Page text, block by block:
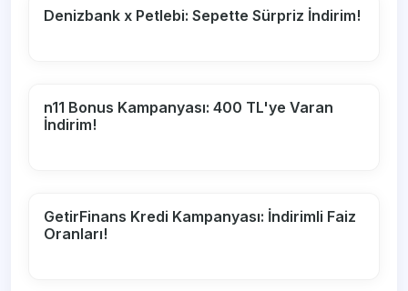
Denizbank x Petlebi: Sepette Sürpriz İndirim!
n11 Bonus Kampanyası: 400 TL'ye Varan
İndirim!
GetirFinans Kredi Kampanyası: İndirimli Faiz
Oranları!